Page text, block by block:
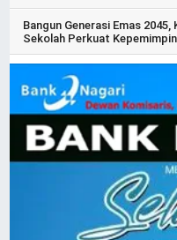
Bangun Generasi Emas
Sekolah Perkuat